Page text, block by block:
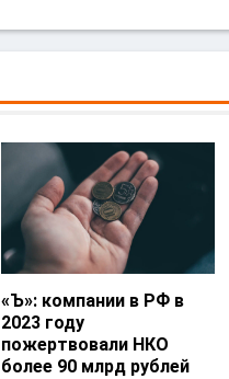
«Ъ‎»: компании в РФ в
2023 году
пожертвовали НКО
более 90 млрд рублей